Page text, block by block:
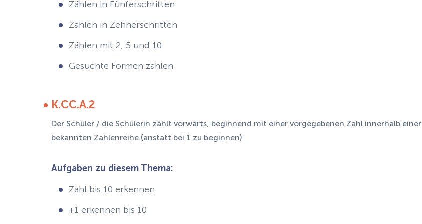
Zählen in Fünferschritten
Zählen in Zehnerschritten
Zählen mit 2, 5 und 10
Gesuchte Formen zählen
K.CC.A.2
Der Schüler / die Schülerin zählt vorwärts, beginnend mit einer vorgegebenen Zahl innerhalb einer
bekannten Zahlenreihe (anstatt bei 1 zu beginnen)
Aufgaben zu diesem Thema:
Zahl bis 10 erkennen
+1 erkennen bis 10